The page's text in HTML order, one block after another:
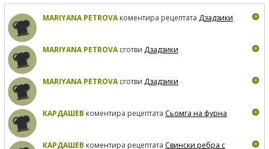
MARIYANA PETROVAкоментира рецептата Дзадзики
MARIYANA PETROVAсготви Дзадзики
MARIYANA PETROVAсготви Дзадзики
КАРДАШЕВ коментира рецептата Сьомга на фурна
КАРДАШЕВ коментира рецептата Свински ребра с